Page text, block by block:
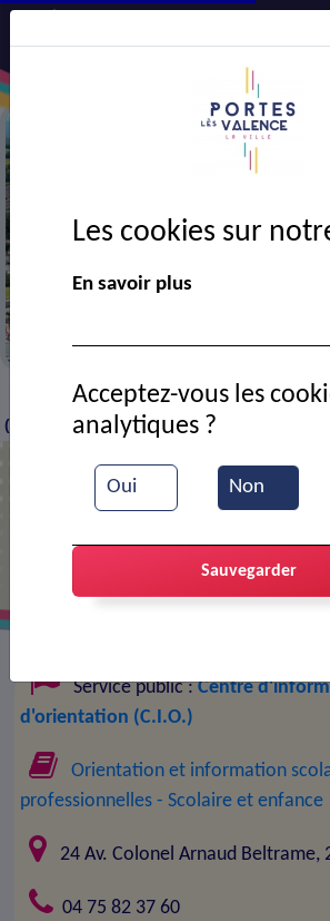
> Contact >Centre d'information
(C.I.O.)
Centre
Service public :Centre
d'orientation (C.I.O.)
Orientation et information
professionnelles - Scolaire et enfance
24 Av. Colonel Arnaud Beltrame,
04 75 82 37 60
Les cookies sur
En savoir plus
Oui Non
Acceptez-vous les
analytiques ?
Sauvegarder